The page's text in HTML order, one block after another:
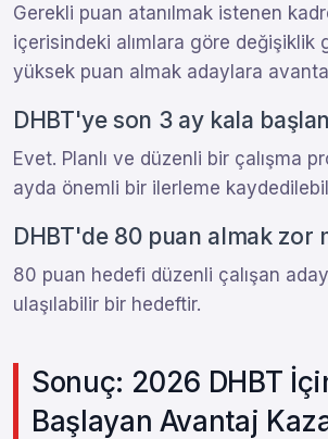
Gerekli puan atanılmak istenen
içerisindeki alımlara göre değişiklik
yüksek puan almak adaylara
DHBT'ye son 3 ay kala
Evet. Planlı ve düzenli bir çalışma
ayda önemli bir ilerleme
DHBT'de 80 puan almak zor
80 puan hedefi düzenli çalışan
ulaşılabilir bir hedeftir.
Sonuç: 2026 DHBT
Başlayan Avantaj